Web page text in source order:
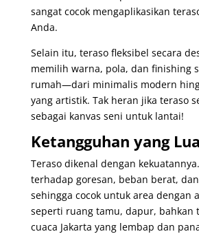
sangat cocok mengaplikasikan
Anda.
Selain itu, teraso fleksibel secara
memilih warna, pola, dan finishing
rumah—dari minimalis modern
yang artistik. Tak heran jika teraso
sebagai kanvas seni untuk lantai!
Ketangguhan yang
Teraso dikenal dengan
terhadap goresan, beban berat,
sehingga cocok untuk area dengan
seperti ruang tamu, dapur, bahkan
cuaca Jakarta yang lembap dan